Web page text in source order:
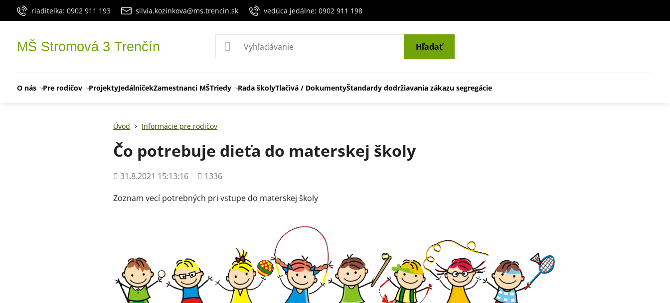
riaditeľka: 0902 911 193 silvia.kozinkova@ms.trencin.sk vedúca jedálne: 0902 911 198
MŠ Stromová 3 Trenčín Hľadať
O nás Pre rodičov ProjektyJedálničekZamestnanci MŠTriedy Rada školyTlačivá / DokumentyŠtandardy dodržiavania zákazu segregácie
Úvod Informácie pre rodičov
Čo potrebuje dieťa do materskej školy
Pridané
31.8.2021 15:13:16
Počet
1336
Zoznam vecí potrebných pri vstupe do materskej školy